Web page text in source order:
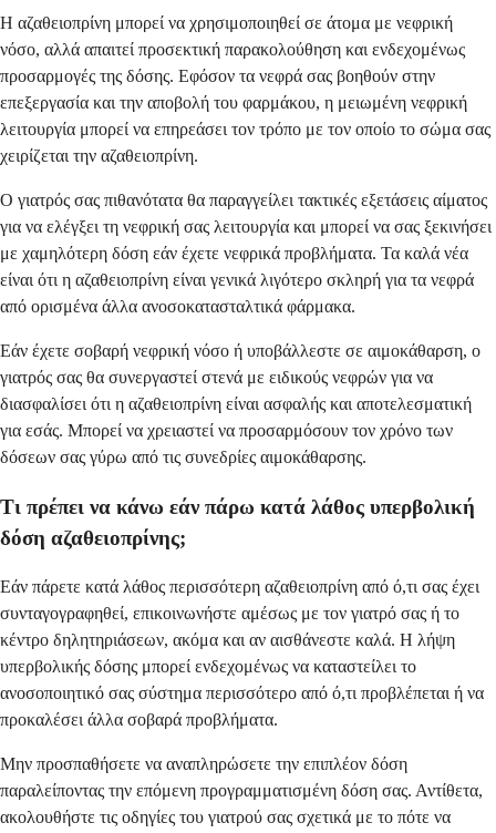
Η αζαθειοπρίνη μπορεί να χρησιμοποιηθεί σε άτομα με νεφρική
νόσο, αλλά απαιτεί προσεκτική παρακολούθηση και ενδεχομένως
προσαρμογές της δόσης. Εφόσον τα νεφρά σας βοηθούν στην
επεξεργασία και την αποβολή του φαρμάκου, η μειωμένη νεφρική
λειτουργία μπορεί να επηρεάσει τον τρόπο με τον οποίο το σώμα σας
χειρίζεται την αζαθειοπρίνη.
Ο γιατρός σας πιθανότατα θα παραγγείλει τακτικές εξετάσεις αίματος
για να ελέγξει τη νεφρική σας λειτουργία και μπορεί να σας ξεκινήσει
με χαμηλότερη δόση εάν έχετε νεφρικά προβλήματα. Τα καλά νέα
είναι ότι η αζαθειοπρίνη είναι γενικά λιγότερο σκληρή για τα νεφρά
από ορισμένα άλλα ανοσοκατασταλτικά φάρμακα.
Εάν έχετε σοβαρή νεφρική νόσο ή υποβάλλεστε σε αιμοκάθαρση, ο
γιατρός σας θα συνεργαστεί στενά με ειδικούς νεφρών για να
διασφαλίσει ότι η αζαθειοπρίνη είναι ασφαλής και αποτελεσματική
για εσάς. Μπορεί να χρειαστεί να προσαρμόσουν τον χρόνο των
δόσεων σας γύρω από τις συνεδρίες αιμοκάθαρσης.
Τι πρέπει να κάνω εάν πάρω κατά λάθος υπερβολική
δόση αζαθειοπρίνης;
Εάν πάρετε κατά λάθος περισσότερη αζαθειοπρίνη από ό,τι σας έχει
συνταγογραφηθεί, επικοινωνήστε αμέσως με τον γιατρό σας ή το
κέντρο δηλητηριάσεων, ακόμα και αν αισθάνεστε καλά. Η λήψη
υπερβολικής δόσης μπορεί ενδεχομένως να καταστείλει το
ανοσοποιητικό σας σύστημα περισσότερο από ό,τι προβλέπεται ή να
προκαλέσει άλλα σοβαρά προβλήματα.
Μην προσπαθήσετε να αναπληρώσετε την επιπλέον δόση
παραλείποντας την επόμενη προγραμματισμένη δόση σας. Αντίθετα,
ακολουθήστε τις οδηγίες του γιατρού σας σχετικά με το πότε να